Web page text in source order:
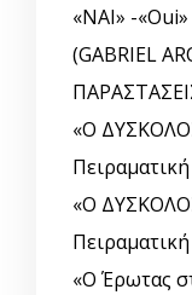
«ΝΑΙ» -
(GABRIEL
«Ο
«Ο
«Ο Έρωτας